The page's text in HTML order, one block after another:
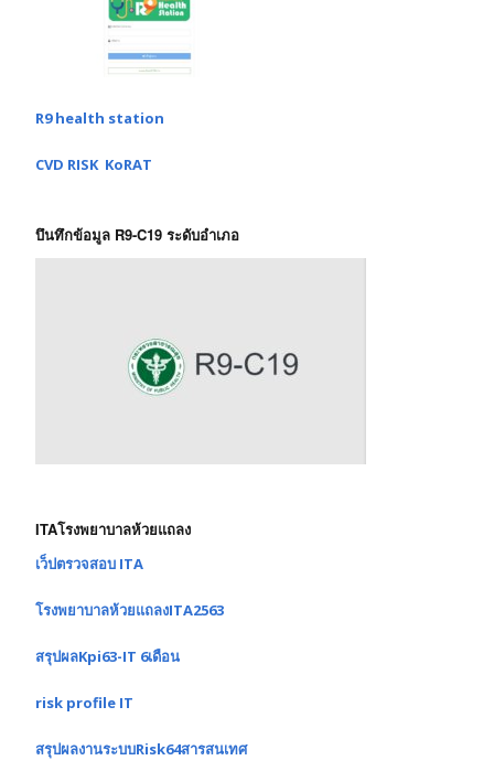
R9 health station
CVD RISK KoRAT
บึนทึกข้อมูล R9-C19 ระดับอำเภอ
ITAโรงพยาบาลห้วยแถลง
เว็ปตรวจสอบ ITA
โรงพยาบาลห้วยแถลงITA2563
สรุปผลKpi63-IT 6เดือน
risk profile IT
สรุปผลงานระบบRisk64สารสนเทศ